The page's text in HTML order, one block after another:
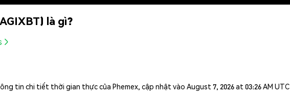
là gì?
tin chi tiết thời gian thực của Phemex, cập nhật vào August 7, 2026 at 03:26 AM UTC